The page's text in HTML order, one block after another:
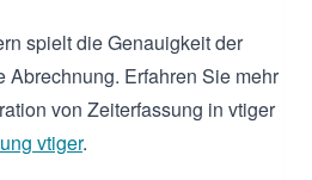
spielt die Genauigkeit der
Abrechnung. Erfahren Sie mehr
von Zeiterfassung in vtiger
vtiger.